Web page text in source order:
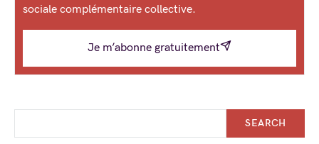
sociale complémentaire collective.
Je m’abonne gratuitement
SEARCH